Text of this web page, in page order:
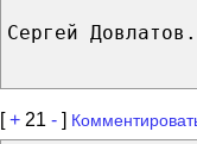
Сергей
[+ 21 - ]